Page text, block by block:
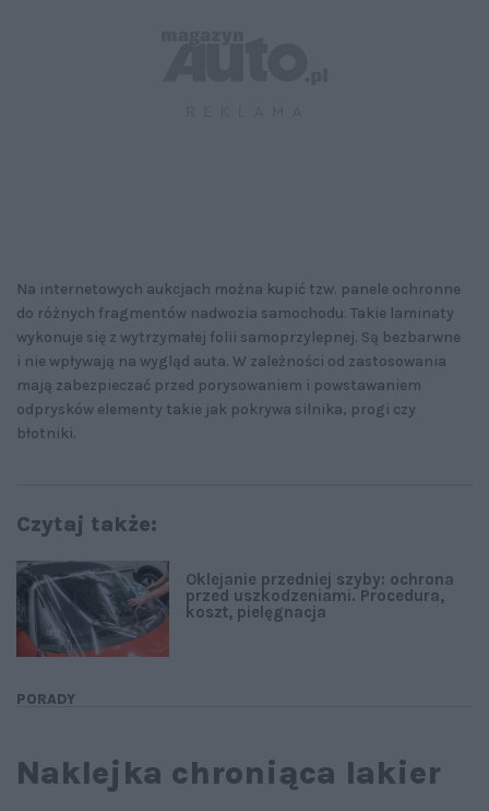
Na internetowych aukcjach można kupić tzw. panele ochronne
do różnych fragmentów nadwozia samochodu. Takie laminaty
wykonuje się z wytrzymałej folii samoprzylepnej. Są bezbarwne
i nie wpływają na wygląd auta. W zależności od zastosowania
mają zabezpieczać przed porysowaniem i powstawaniem
odprysków elementy takie jak pokrywa silnika, progi czy
błotniki.
Czytaj także:
PORADY
Oklejanie przedniej szyby: ochrona
przed uszkodzeniami. Procedura,
koszt, pielęgnacja
Naklejka chroniąca lakier